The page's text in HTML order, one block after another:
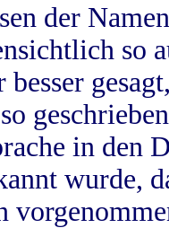
der
so
besser
in
wurde,